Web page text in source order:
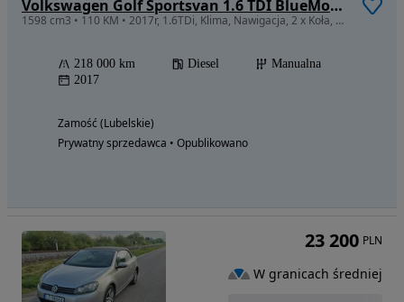
Volkswagen Golf Sportsvan 1.6 TDI BlueMotion Comfortline
1598 cm3 • 110 KM • 2017r, 1.6TDi, Klima, Nawigacja, 2 x Koła, Serwis ASO, Zamiana, Raty!
218 000 km Diesel
Manualna
2017
Zamość (Lubelskie)
Prywatny sprzedawca • Opublikowano
23 200 PLN
W granicach średniej